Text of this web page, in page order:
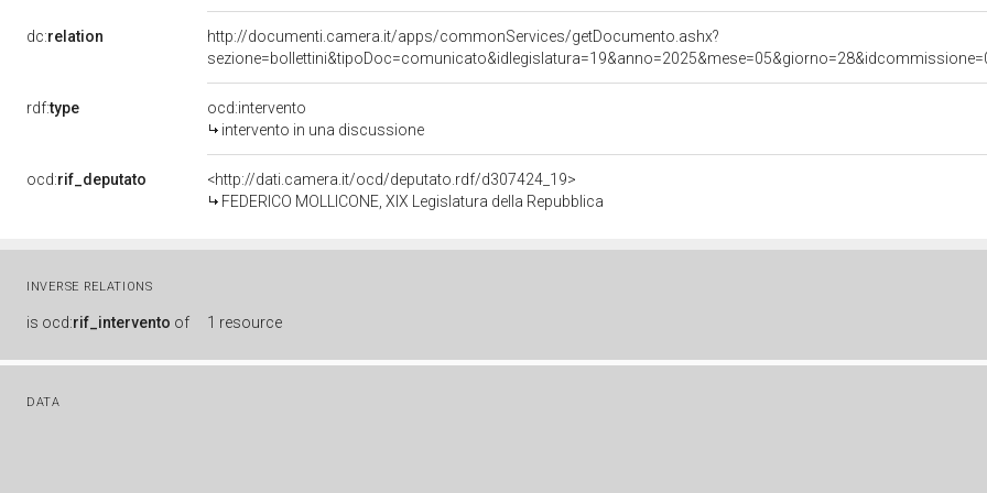
dc:relation
http://documenti.camera.it/apps/commonServices/getDocumento.ashx?
rdf:type
ocd:intervento
intervento in una discussione
ocd:rif_deputato
<http://dati.camera.it/ocd/deputato.rdf/d307424_19>
FEDERICO MOLLICONE, XIX Legislatura della Repubblica
INVERSE RELATIONS
is ocd:rif_intervento of 1 resource
DATA